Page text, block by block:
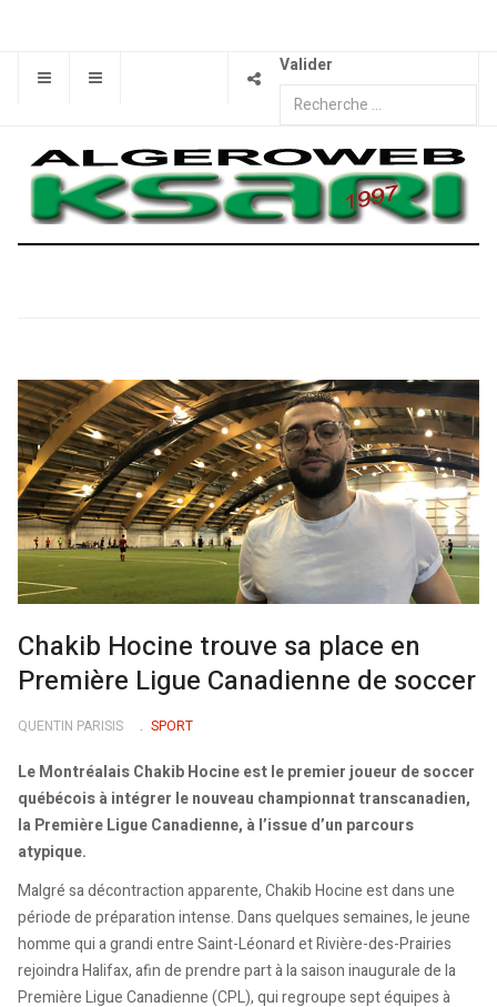
Valider
Chakib Hocine trouve sa place en
Première Ligue Canadienne de soccer
QUENTIN PARISIS SPORT
Le Montréalais Chakib Hocine est le premier joueur de soccer
québécois à intégrer le nouveau championnat transcanadien,
la Première Ligue Canadienne, à l’issue d’un parcours
atypique.
Malgré sa décontraction apparente, Chakib Hocine est dans une
période de préparation intense. Dans quelques semaines, le jeune
homme qui a grandi entre Saint-Léonard et Rivière-des-Prairies
rejoindra Halifax, afin de prendre part à la saison inaugurale de la
Première Ligue Canadienne (CPL), qui regroupe sept équipes à